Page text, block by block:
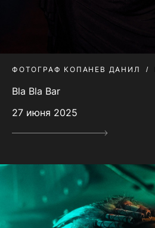
ФОТОГРАФ КОПАНЕВ ДАНИЛ
Bla Bla Bar
27 июня 2025